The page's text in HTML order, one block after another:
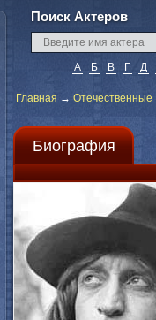
Поиск Актеров
А Б В Г Д
Главная → Отечественные
Биография